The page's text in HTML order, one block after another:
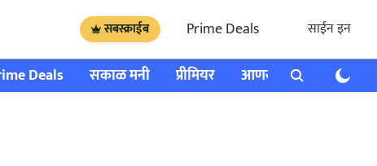
सबस्क्राईब Prime Deals साईन इन
Deals सकाळ मनी प्रीमियर आणखी राशी भविष्य